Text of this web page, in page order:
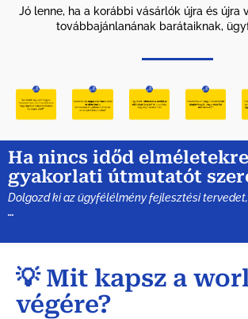
Jó lenne, ha a korábbi vásárlók újra és újra
továbbajánlanának barátaiknak,
Ha nincs időd
gyakorlati útmutatót
Dolgozd ki az ügyfélélmény fejlesztési tervedet,
…
💡 Mit kapsz a
végére?